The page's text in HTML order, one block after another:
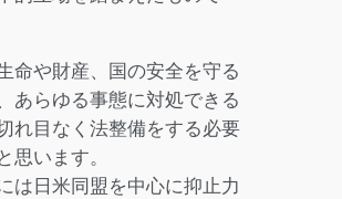
命や財産、国の安全を守る
あらゆる事態に対処できる
れ目なく法整備をする必要
思います。
は日米同盟を中心に抑止力